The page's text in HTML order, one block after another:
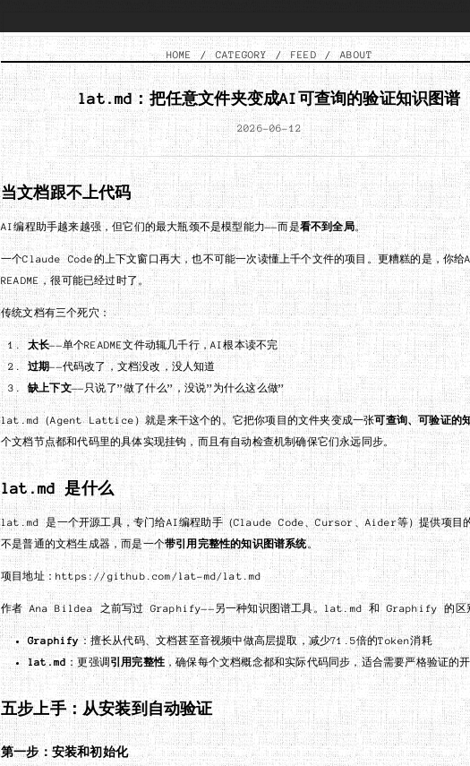
HOME / CATEGORY / FEED / ABOUT
lat.md：把任意文件夹变成AI可查询的验证知识图谱
2026-06-12
当文档跟不上代码
AI编程助手越来越强，但它们的最大瓶颈不是模型能力——而是看不到全局。
一个Claude Code的上下文窗口再大，也不可能一次读懂上千个文件的项目。更糟糕的是，你给
README，很可能已经过时了。
传统文档有三个死穴：
太长——单个README文件动辄几千行，AI根本读不完
过期——代码改了，文档没改，没人知道
缺上下文——只说了”做了什么”，没说”为什么这么做”
lat.md（Agent Lattice）就是来干这个的。它把你项目的文件夹变成一张可查询、可验证的
个文档节点都和代码里的具体实现挂钩，而且有自动检查机制确保它们永远同步。
lat.md 是什么
lat.md 是一个开源工具，专门给AI编程助手（Claude Code、Cursor、Aider等）提供项目
不是普通的文档生成器，而是一个带引用完整性的知识图谱系统。
项目地址：https://github.com/lat-md/lat.md
作者 Ana Bildea 之前写过 Graphify——另一种知识图谱工具。lat.md 和 Graphify 的区
Graphify：擅长从代码、文档甚至音视频中做高层提取，减少71.5倍的Token消耗
lat.md：更强调引用完整性 ，确保每个文档概念都和实际代码同步，适合需要严格验证的
五步上手：从安装到自动验证
第一步：安装和初始化